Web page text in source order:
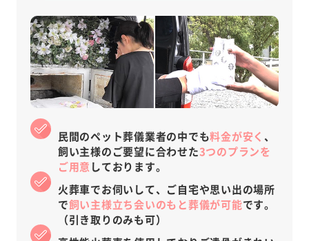
民間のペット葬儀業者の中でも料金が安く 、
飼い主様のご要望に合わせた3つのプランを
ご用意 しております。
火葬車でお伺いして、ご自宅や思い出の場所
で飼い主様立ち会いのもと葬儀が可能です。
（引き取りのみも可）